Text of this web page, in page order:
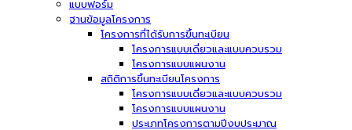
แบบฟอร์ม
ฐานข้อมูลโครงการ
โครงการที่ได้รับการขึ้นทะเบียน
โครงการแบบเดี่ยวและแบบควบรวม
โครงการแบบแผนงาน
สถิติการขึ้นทะเบียนโครงการ
โครงการแบบเดี่ยวและแบบควบรวม
โครงการแบบแผนงาน
ประเภทโครงการตามปีงบประมาณ